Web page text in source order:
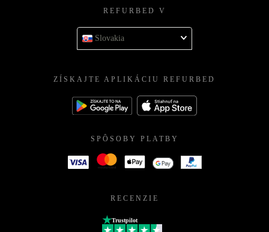
REFURBED V
Slovakia
ZÍSKAJTE APLIKÁCIU REFURBED
SPÔSOBY PLATBY
RECENZIE
Trustpilot